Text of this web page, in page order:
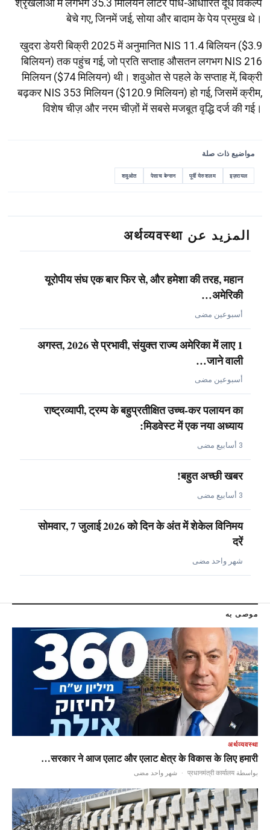
श्रृंखलाओं में लगभग 35.3 मिलियन लीटर पौधे-आधारित दूध विकल्प
बेचे गए, जिनमें जई, सोया और बादाम के पेय प्रमुख थे।
खुदरा डेयरी बिक्री 2025 में अनुमानित NIS 11.4 बिलियन ($3.9
बिलियन) तक पहुंच गई, जो प्रति सप्ताह औसतन लगभग NIS 216
मिलियन ($74 मिलियन) थी। शवुओत से पहले के सप्ताह में, बिक्री
बढ़कर NIS 353 मिलियन ($120.9 मिलियन) हो गई, जिसमें क्रीम,
विशेष चीज़ और नरम चीज़ों में सबसे मजबूत वृद्धि दर्ज की गई।
مواضيع ذات صلة
इज़रायल
पूर्वी येरुशलम
पेसाच बेन्सन
शवुओत
المزيد عن अर्थव्यवस्था
यूरोपीय संघ एक बार फिर से, और हमेशा की तरह, महान
अमेरिकी…
أسبوعين مضى
1 अगस्त, 2026 से प्रभावी, संयुक्त राज्य अमेरिका में लाए
जाने वाली…
أسبوعين مضى
राष्ट्रव्यापी, ट्रम्प के बहुप्रतीक्षित उच्च-कर पलायन का
मिडवेस्ट में एक नया अध्याय:
3 أسابيع مضى
बहुत अच्छी खबर!
3 أسابيع مضى
सोमवार, 7 जुलाई 2026 को दिन के अंत में शेकेल विनिमय
दरें
شهر واحد مضى
موصى به
अर्थव्यवस्था
सरकार ने आज एलाट और एलाट क्षेत्र के विकास के लिए हमारी…
بواسطة प्रधानमंत्री कार्यालय · شهر واحد مضى